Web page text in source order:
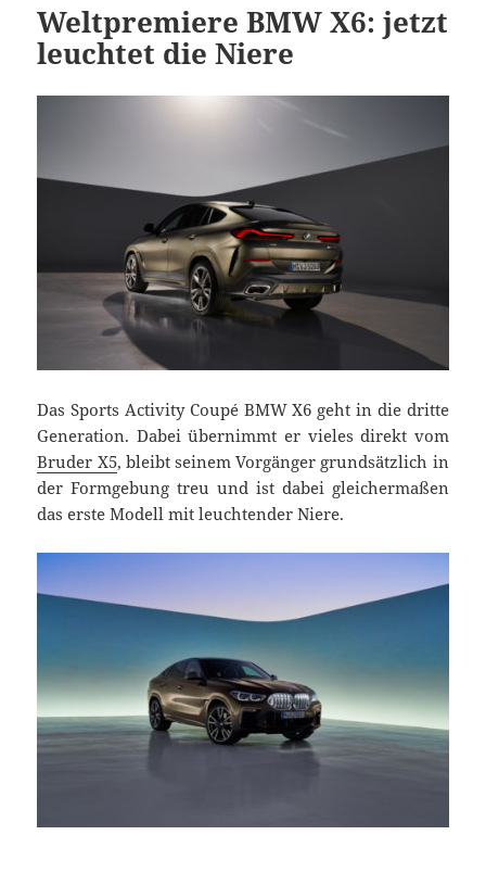
Weltpremiere BMW X6: jetzt
leuchtet die Niere
Das Sports Activity Coupé BMW X6 geht in die dritte
Generation. Dabei übernimmt er vieles direkt vom
Bruder X5, bleibt seinem Vorgänger grundsätzlich in
der Formgebung treu und ist dabei gleichermaßen
das erste Modell mit leuchtender Niere.